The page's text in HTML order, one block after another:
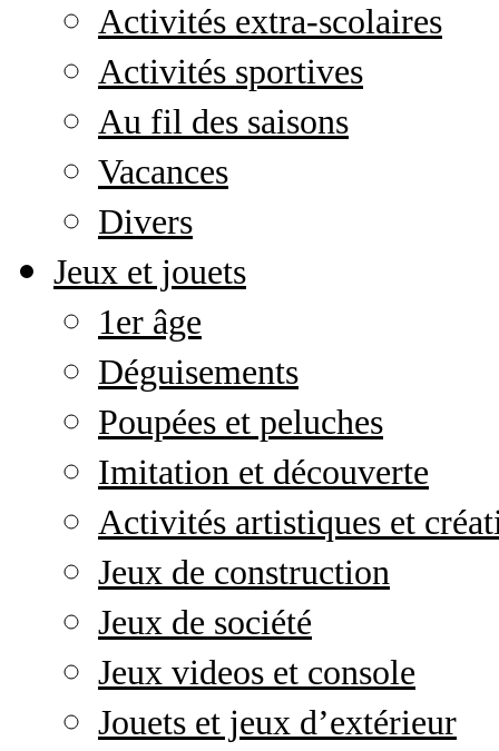
Activités extra-scolaires
Activités sportives
Au fil des saisons
Vacances
Divers
Jeux et jouets
1er âge
Déguisements
Poupées et peluches
Imitation et découverte
Activités artistiques et
Jeux de construction
Jeux de société
Jeux videos et console
Jouets et jeux d’extérieur